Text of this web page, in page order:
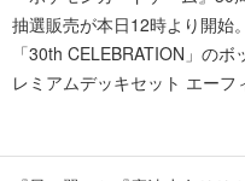
ー」「FUTURISTIC BOX」の
『星の翼』と『魔法少女リリ
EXCEEDS Gun Blaze
が決定。公式Xでは「抱き枕